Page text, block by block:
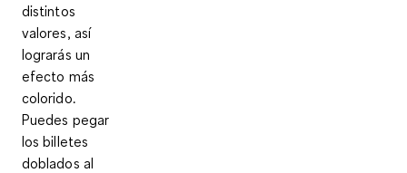
distintos
valores, así
lograrás un
efecto más
colorido.
Puedes pegar
los billetes
doblados al